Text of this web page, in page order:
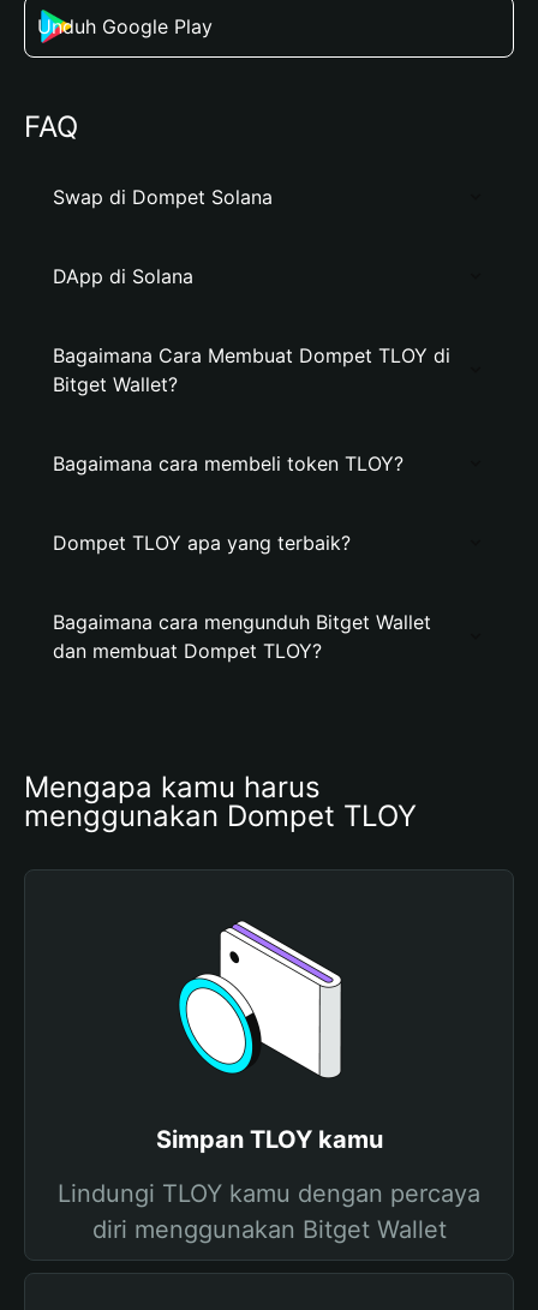
Unduh Google Play
FAQ
Swap di Dompet Solana
DApp di Solana
Bagaimana Cara Membuat Dompet TLOY di
Bitget Wallet?
Bagaimana cara membeli token TLOY?
Dompet TLOY apa yang terbaik?
Bagaimana cara mengunduh Bitget Wallet
dan membuat Dompet TLOY?
Mengapa kamu harus
menggunakan Dompet TLOY
Simpan TLOY kamu
Lindungi TLOY kamu dengan percaya
diri menggunakan Bitget Wallet